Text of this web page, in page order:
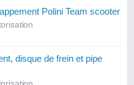
Polini Team scooter
disque de frein et pipe